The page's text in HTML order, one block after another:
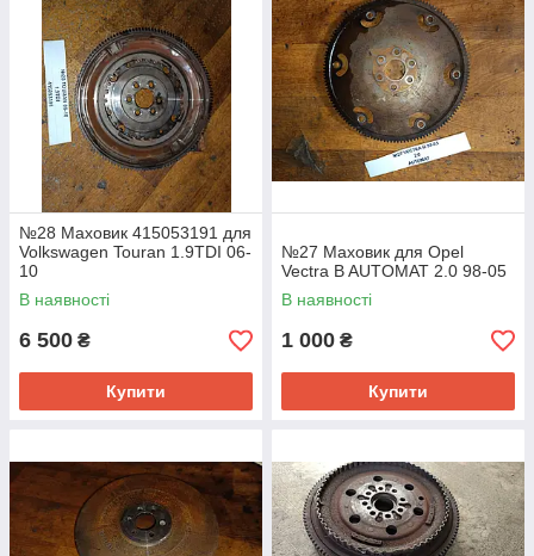
№28 Маховик 415053191 для
Volkswagen Touran 1.9TDI 06-
10
В наявності
6 500 ₴
Купити
№27 Маховик для Opel
Vectra B AUTOMAT 2.0 98-05
В наявності
1 000 ₴
Купити